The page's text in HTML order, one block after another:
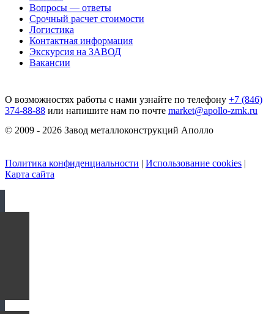
Вопросы — ответы
Срочный расчет стоимости
Логистика
Контактная информация
Экскурсия на ЗАВОД
Вакансии
О возможностях работы с нами узнайте по телефону +7 (846)
374-88-88 или напишите нам по почте market@apollo-zmk.ru
© 2009 - 2026 Завод металлоконструкций Аполло
Политика конфиденциальности | Использование cookies |
Карта сайта